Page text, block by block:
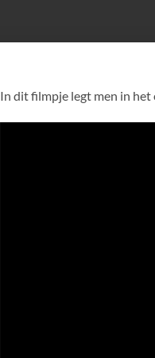
In dit filmpje legt men in